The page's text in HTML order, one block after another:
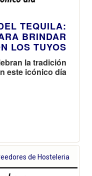
TEQUILA:
BRINDAR
LOS TUYOS
la tradición
este icónico día
de Hosteleria